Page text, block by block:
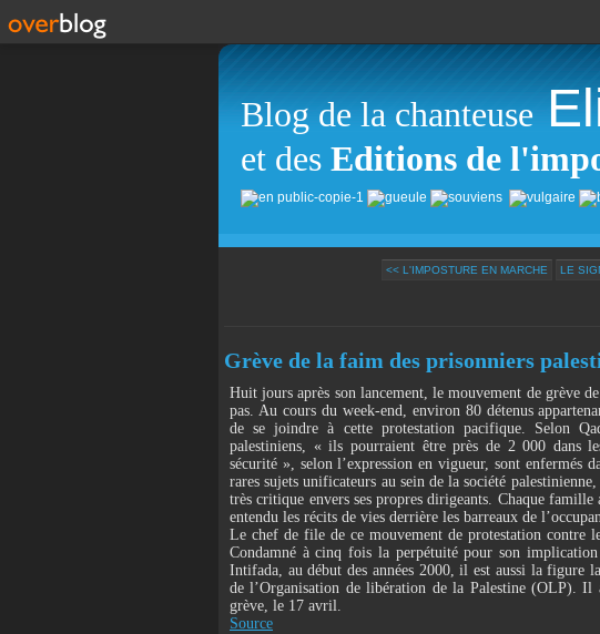
Blog de la chanteuse
et des Editions de
<< L'IMPOSTURE EN MARCHE LE
Grève de la faim des prisonniers
Huit jours après son lancement, le mouvement de grève
pas. Au cours du week-end, environ 80 détenus
de se joindre à cette protestation pacifique. Selon
palestiniens, « ils pourraient être près de 2 000 dans
sécurité », selon l’expression en vigueur, sont enfermés
rares sujets unificateurs au sein de la société
très critique envers ses propres dirigeants. Chaque
entendu les récits de vies derrière les barreaux de
Le chef de file de ce mouvement de protestation contre
Condamné à cinq fois la perpétuité pour son implication
Intifada, au début des années 2000, il est aussi la figure
de l’Organisation de libération de la Palestine (OLP).
grève, le 17 avril.
Source